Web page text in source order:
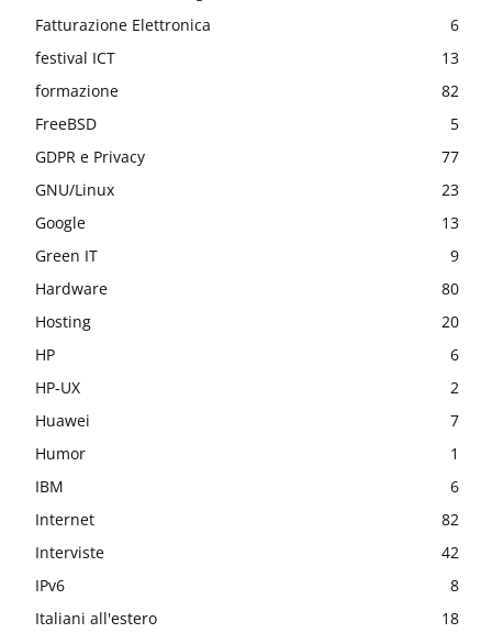
Fatturazione Elettronica
6
festival ICT
13
formazione
82
FreeBSD
5
GDPR e Privacy
77
GNU/Linux
23
Google
13
Green IT
9
Hardware
80
Hosting
20
HP
6
HP-UX
2
Huawei
7
Humor
1
IBM
6
Internet
82
Interviste
42
IPv6
8
Italiani all'estero
18